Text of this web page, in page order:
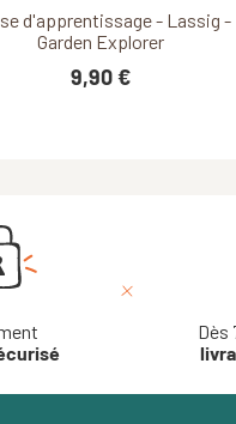
d'apprentissage - Lassig -
Garden Explorer
9,90 €
Dès